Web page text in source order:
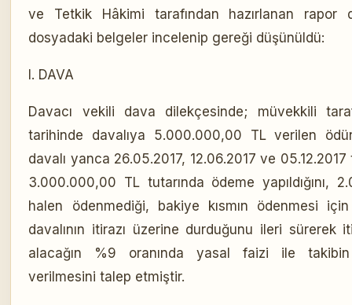
ve Tetkik Hâkimi tarafından hazırlanan rapor
dosyadaki belgeler incelenip gereği düşünüldü:
I. DAVA
Davacı vekili dava dilekçesinde; müvekkili
tarihinde davalıya 5.000.000,00 TL verilen
davalı yanca 26.05.2017, 12.06.2017 ve
3.000.000,00 TL tutarında ödeme yapıldığını,
halen ödenmediği, bakiye kısmın ödenmesi
davalının itirazı üzerine durduğunu ileri sürerek
alacağın %9 oranında yasal faizi ile takibin
verilmesini talep etmiştir.